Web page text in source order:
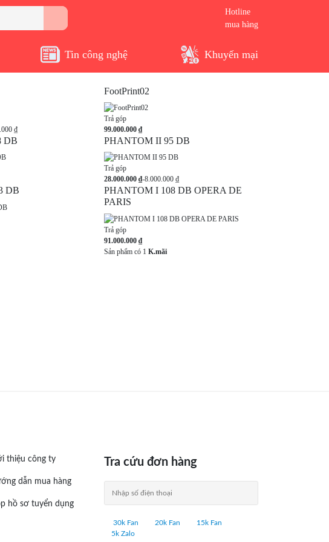
Hotline
mua hàng
Tin công nghệ Khuyến mại
₫
FootPrint02
Trả góp
99.000.000 ₫
DB PHANTOM II 95 DB
Trả góp
28.000.000 ₫-8.000.000 ₫
DB
PHANTOM I 108 DB OPERA DE
PARIS
Trả góp
91.000.000 ₫
Sản phẩm có 1 K.mãi
thiệu công ty
dẫn mua hàng
hồ sơ tuyển dụng
Tra cứu đơn hàng
30k Fan 20k Fan
15k Fan
5k Zalo